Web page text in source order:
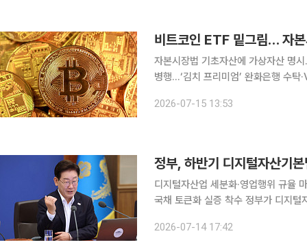
비트코인 ETF 밑그림… 자
자본시장법 기초자산에 가상자산 명
병행…‘김치 프리미엄’ 완화은행 수탁
기초자산으로 인정하고 해외 현물 조
2026-07-15 13:53
디지털자산업 세분화·영업행위 규율
국채 토큰화 실증 착수 정부가 디지털자산기본법 입법과 현물 상장지수펀드(ETF) 도입 지원을 통해
국채 토큰화 실증도 추진해 디지털자
2026-07-14 17:42